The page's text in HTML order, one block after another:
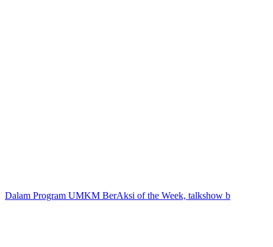
Dalam Program UMKM BerAksi of the Week, talkshow b